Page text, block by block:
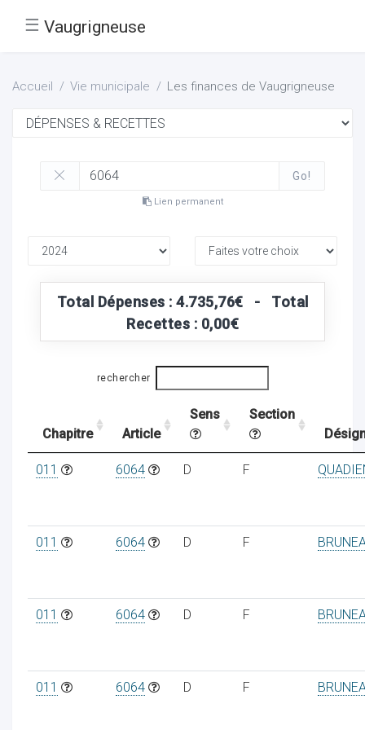
☰ Vaugrigneuse
Accueil Vie municipale Les finances de Vaugrigneuse
Go!
Lien permanent
Total Dépenses : 4.735,76€ - Total
Recettes : 0,00€
rechercher
Chapitre Article
Sens
Section
011 6064 D F
011 6064 D F
011 6064 D F
011 6064 D F